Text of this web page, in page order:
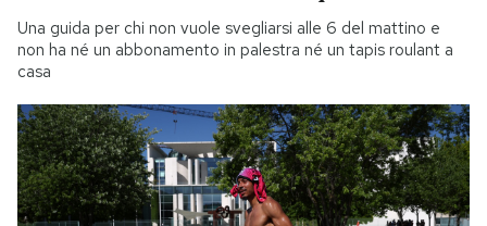
Una guida per chi non vuole svegliarsi alle 6 del mattino e
non ha né un abbonamento in palestra né un tapis roulant a
casa